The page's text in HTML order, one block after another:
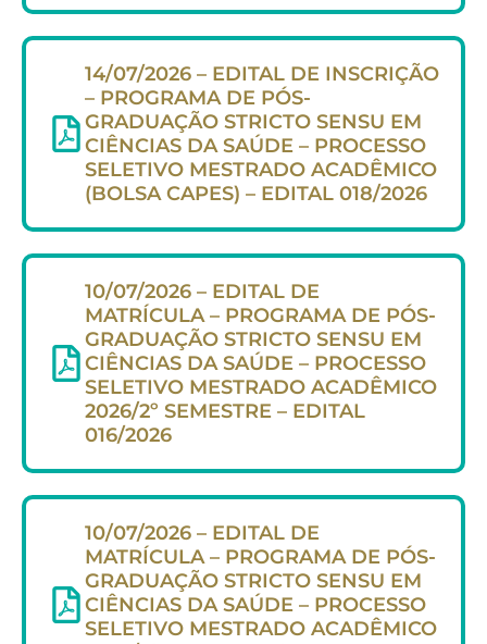
14/07/2026 – EDITAL DE INSCRIÇÃO
– PROGRAMA DE PÓS-
GRADUAÇÃO STRICTO SENSU EM
CIÊNCIAS DA SAÚDE – PROCESSO
SELETIVO MESTRADO ACADÊMICO
(BOLSA CAPES) – EDITAL 018/2026
10/07/2026 – EDITAL DE
MATRÍCULA – PROGRAMA DE PÓS-
GRADUAÇÃO STRICTO SENSU EM
CIÊNCIAS DA SAÚDE – PROCESSO
SELETIVO MESTRADO ACADÊMICO
2026/2º SEMESTRE – EDITAL
016/2026
10/07/2026 – EDITAL DE
MATRÍCULA – PROGRAMA DE PÓS-
GRADUAÇÃO STRICTO SENSU EM
CIÊNCIAS DA SAÚDE – PROCESSO
SELETIVO MESTRADO ACADÊMICO